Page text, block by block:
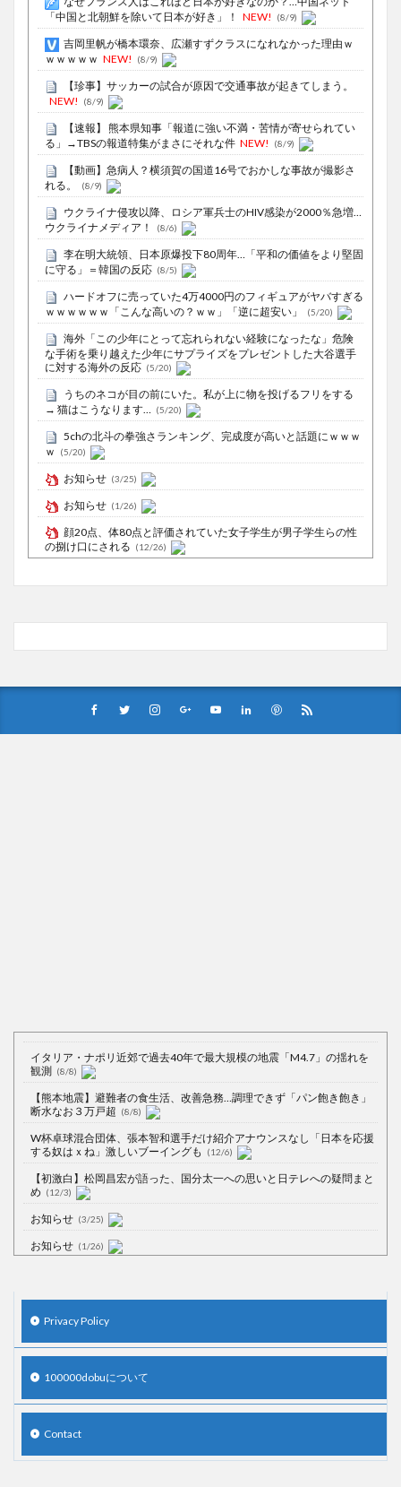
「中国と北朝鮮を除いて日本が好き」！
NEW! (8/9)
吉岡里帆が橋本環奈、広瀬すずクラスになれなかった理由ｗ
ｗｗｗｗｗ NEW! (8/9)
【珍事】サッカーの試合が原因で交通事故が起きてしまう。
NEW!
(8/9)
【速報】 熊本県知事「報道に強い不満・苦情が寄せられてい
る」→TBSの報道特集がまさにそれな件 NEW! (8/9)
【動画】急病人？横須賀の国道16号でおかしな事故が撮影さ
れる。
(8/9)
ウクライナ侵攻以降、ロシア軍兵士のHIV感染が2000％急増…
ウクライナメディア！
(8/6)
李在明大統領、日本原爆投下80周年…「平和の価値をより堅固
に守る」＝韓国の反応 (8/5)
ハードオフに売っていた4万4000円のフィギュアがヤバすぎる
ｗｗｗｗｗｗ「こんな高いの？ｗｗ」「逆に超安い」
(5/20)
海外「この少年にとって忘れられない経験になったな」危険
な手術を乗り越えた少年にサプライズをプレゼントした大谷選手
に対する海外の反応 (5/20)
うちのネコが目の前にいた。私が上に物を投げるフリをする
→ 猫はこうなります…
(5/20)
5chの北斗の拳強さランキング、完成度が高いと話題にｗｗｗ
ｗ
(5/20)
お知らせ (3/25)
お知らせ (1/26)
顔20点、体80点と評価されていた女子学生が男子学生らの性
の捌け口にされる (12/26)
広がらず
イタリア・ナポリ近郊で過去40年で最大規模の地震「M4.7」の揺れを
観測 (8/8)
【熊本地震】避難者の食生活、改善急務…調理できず「パン飽き飽き」
断水なお３万戸超 (8/8)
W杯卓球混合団体、張本智和選手だけ紹介アナウンスなし「日本を応援
する奴はｘね」激しいブーイングも
(12/6)
【初激白】松岡昌宏が語った、国分太一への思いと日テレへの疑問まと
め (12/3)
お知らせ (3/25)
お知らせ (1/26)
【中国】処理水の問題化狙うも不発？ASEAN関連会合で賛同広がらず
(7/13)
【韓国】54.1％「IAEA報告書を信用しない」
Privacy Policy
100000dobuについて
Contact